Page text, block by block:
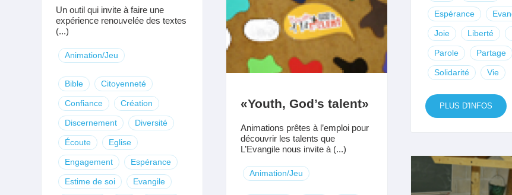
Espérance
Joie Liberté
Parole Partage
Solidarité Vie
PLUS D'INFOS
Un outil qui invite à faire une
expérience renouvelée des textes
(...)
Animation/Jeu
Bible Citoyenneté
Confiance Création
Discernement Diversité
Écoute Eglise
Engagement Espérance
Estime de soi Evangile
«Youth, God’s talent»
Animations prêtes à l’emploi pour
découvrir les talents que
L’Evangile nous invite à (...)
Animation/Jeu